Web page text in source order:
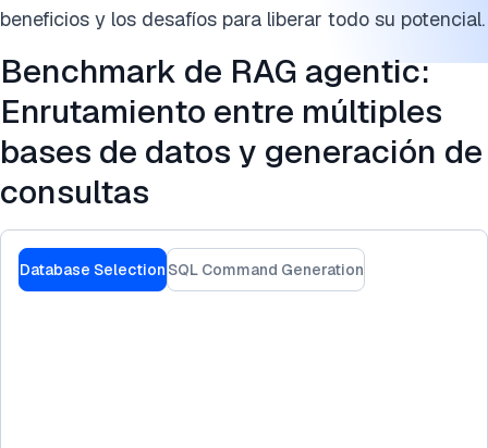
beneficios y los desafíos para liberar todo su potencial.
Benchmark de RAG agentic:
Enrutamiento entre múltiples
bases de datos y generación de
consultas
Database Selection SQL Command Generation
Preguntas frecuentes
Cita este benchmark